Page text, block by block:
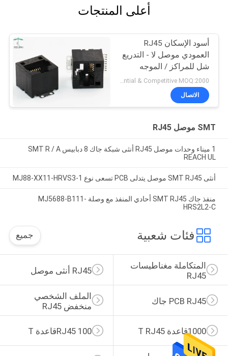
أعلى المنتجات
أسود الإسكان RJ45
العمودي موصل لا - التدريع
شل للمراكز / الموجه
Preferential & Competitive MOQ:2000
الاتصال
SMT موصل RJ45
1 ميناء وحدات موصل RJ45 أنثى شبكة جاك 8 دبابيس SMT R / A
REACH UL
أنثى SMT RJ45 موصل يتدلى PCB تسعى نوع MJ88-XX11-HRVS3-1
منفذ جاك SMT RJ45 أحادي المنفذ مع وصلة MJ5688-B111-
HRS2L2-C
فئات شعبية جميع
RJ45 أنثى موصل
المتكاملة مغناطيسات
RJ45
الملف الشخصي
منخفض RJ45
PCB RJ45 جاك
RJ45 100قاعدة T 1000قاعدة T RJ45